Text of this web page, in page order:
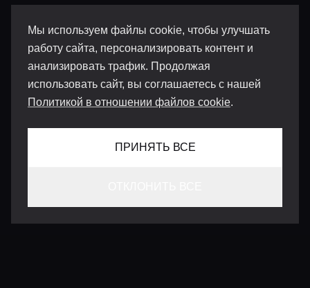
Мы используем файлы cookie, чтобы улучшать
работу сайта, персонализировать контент и
анализировать трафик. Продолжая
использовать сайт, вы соглашаетесь с нашей
Политикой в отношении файлов cookie.
ПРИНЯТЬ ВСЕ